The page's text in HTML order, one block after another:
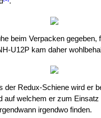
beim Verpacken gegeben,
U12P kam daher
der Redux-Schiene wird er
auf welchem er zum
irgendwo finden.